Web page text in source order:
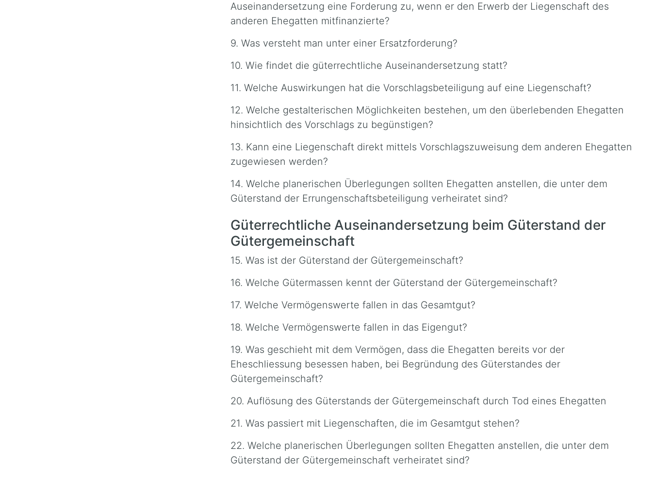
Auseinandersetzung eine Forderung zu, wenn er den Erwerb der Liegenschaft des
anderen Ehegatten mitfinanzierte?
9. Was versteht man unter einer Ersatzforderung?
10. Wie findet die güterrechtliche Auseinandersetzung statt?
11. Welche Auswirkungen hat die Vorschlagsbeteiligung auf eine Liegenschaft?
12. Welche gestalterischen Möglichkeiten bestehen, um den überlebenden Ehegatten
hinsichtlich des Vorschlags zu begünstigen?
13. Kann eine Liegenschaft direkt mittels Vorschlagszuweisung dem anderen Ehegatten
zugewiesen werden?
14. Welche planerischen Überlegungen sollten Ehegatten anstellen, die unter dem
Güterstand der Errungenschaftsbeteiligung verheiratet sind?
Güterrechtliche Auseinandersetzung beim Güterstand der
Gütergemeinschaft
15. Was ist der Güterstand der Gütergemeinschaft?
16. Welche Gütermassen kennt der Güterstand der Gütergemeinschaft?
17. Welche Vermögenswerte fallen in das Gesamtgut?
18. Welche Vermögenswerte fallen in das Eigengut?
19. Was geschieht mit dem Vermögen, dass die Ehegatten bereits vor der
Eheschliessung besessen haben, bei Begründung des Güterstandes der
Gütergemeinschaft?
20. Auflösung des Güterstands der Gütergemeinschaft durch Tod eines Ehegatten
21. Was passiert mit Liegenschaften, die im Gesamtgut stehen?
22. Welche planerischen Überlegungen sollten Ehegatten anstellen, die unter dem
Güterstand der Gütergemeinschaft verheiratet sind?